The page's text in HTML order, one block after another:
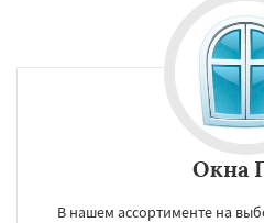
Окна
В нашем ассортименте на